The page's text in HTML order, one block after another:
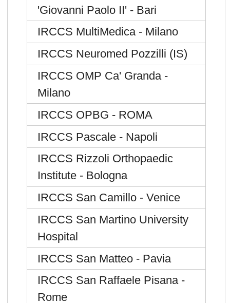
'Giovanni Paolo II' - Bari
IRCCS MultiMedica - Milano
IRCCS Neuromed Pozzilli (IS)
IRCCS OMP Ca' Granda -
Milano
IRCCS OPBG - ROMA
IRCCS Pascale - Napoli
IRCCS Rizzoli Orthopaedic
Institute - Bologna
IRCCS San Camillo - Venice
IRCCS San Martino University
Hospital
IRCCS San Matteo - Pavia
IRCCS San Raffaele Pisana -
Rome